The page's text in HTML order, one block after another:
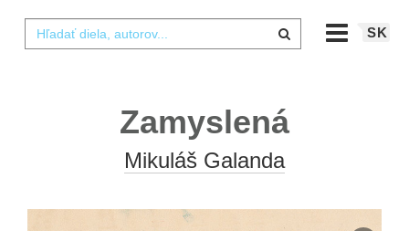
SK
Zamyslená
Mikuláš Galanda